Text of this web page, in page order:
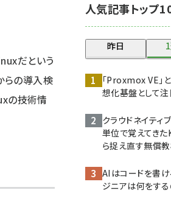
だという
らの導入検
の技術情
人気記事トップ
昨日
「Proxmox VE」
想化基盤として
クラウドネイティ
単位で覚えてき
ら捉え直す無償
AIはコードを書け
ジニアは何をす